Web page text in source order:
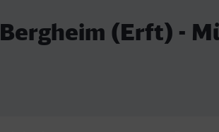
Bergheim (Erft) -